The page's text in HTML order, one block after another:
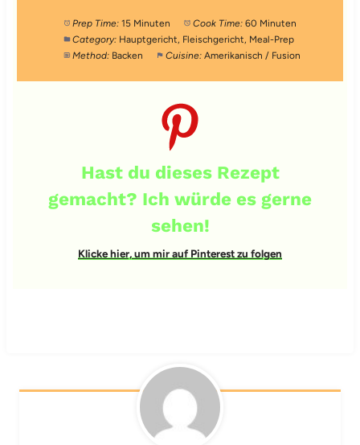
Prep Time: 15 Minuten Cook Time: 60 Minuten
Category: Hauptgericht, Fleischgericht, Meal-Prep
Method: Backen Cuisine: Amerikanisch / Fusion
Hast du dieses Rezept
gemacht? Ich würde es gerne
sehen!
Klicke hier, um mir auf Pinterest zu folgen